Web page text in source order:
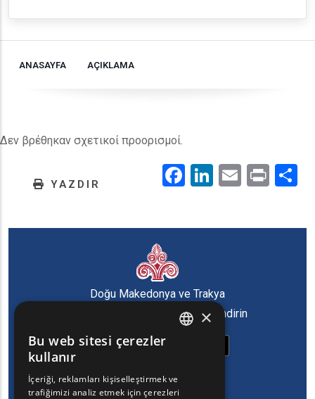
ANASAYFA AÇIKLAMA
Δεν βρέθηκαν σχετικοί προορισμοί.
YAZDIR Facebook
LinkedIn
EmailPrint
Doğu Makedonya ve Trakya
Bölgesi'nin oyun uygulamasını indirin
FRENCH
×
Bu web sitesi çerezler
kullanır
İçeriği, reklamları kişiselleştirmek ve
trafiğimizi analiz etmek için çerezleri